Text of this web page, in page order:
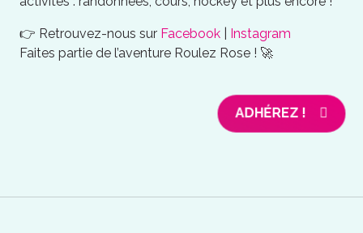
👉 Retrouvez-nous sur Facebook
Instagram
Faites partie de l’aventure Roulez Rose ! 🚀
ADHÉREZ !